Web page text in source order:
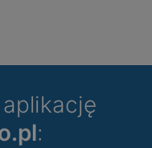
: